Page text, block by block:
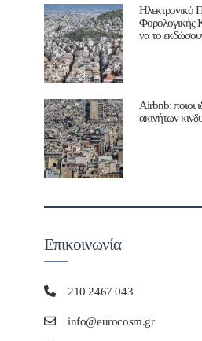
Ηλεκτρονικό
Φορολογικής
να το
Airbnb: ποιοι
ακινήτων
Επικοινωνία
210 2467 043
info@eurocosm.gr